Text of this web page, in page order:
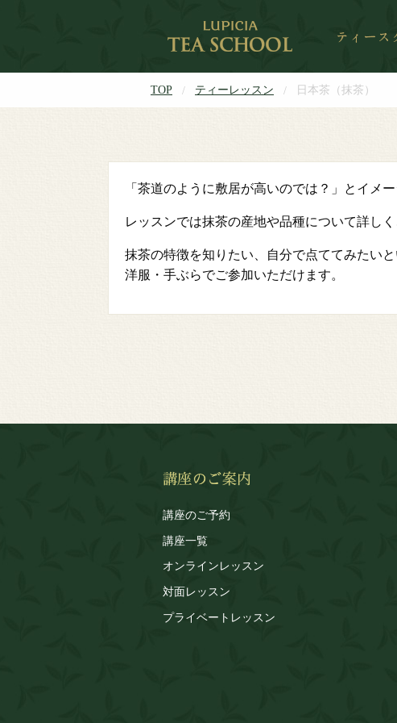
TOP ティーレッスン 日本茶（抹茶）
「茶道のように敷居が高いのでは？」とイメ
レッスンでは抹茶の産地や品種について詳し
抹茶の特徴を知りたい、自分で点ててみたい
洋服・手ぶらでご参加いただけます。
講座のご予約
講座一覧
オンラインレッスン
対面レッスン
プライベートレッスン